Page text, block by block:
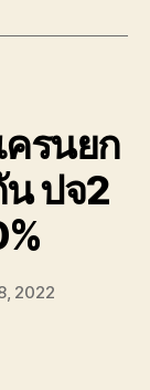
ครนยก
น ปจ2
2022